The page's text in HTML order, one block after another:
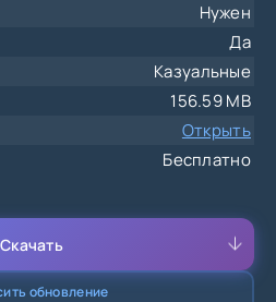
Нужен
Да
Казуальные
156.59 MB
Открыть
Бесплатно
Скачать
обновление